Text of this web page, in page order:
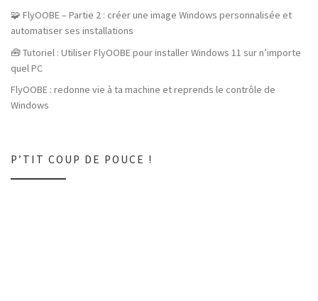
🧩 FlyOOBE – Partie 2 : créer une image Windows personnalisée et
automatiser ses installations
🧰 Tutoriel : Utiliser FlyOOBE pour installer Windows 11 sur n’importe
quel PC
FlyOOBE : redonne vie à ta machine et reprends le contrôle de
Windows
P’TIT COUP DE POUCE !